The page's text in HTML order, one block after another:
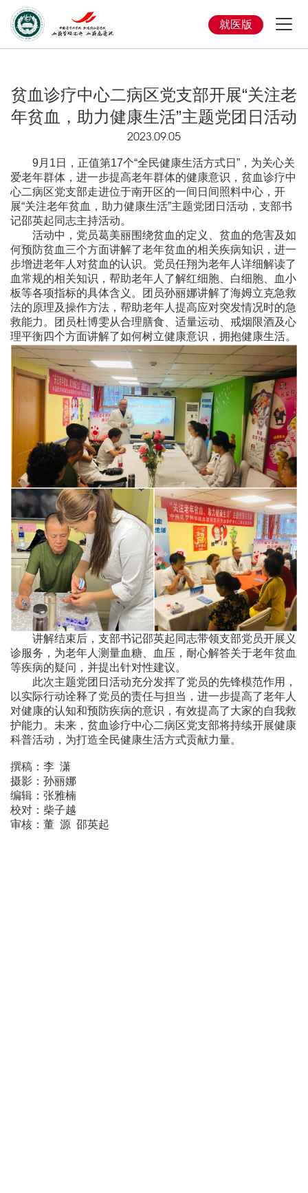
就医版
贫血诊疗中心二病区党支部开展“关注老
年贫血，助力健康生活”主题党团日活动
2023.09.05
9月1日，正值第17个“全民健康生活方式日”，为关心关
爱老年群体，进一步提高老年群体的健康意识，贫血诊疗中
心二病区党支部走进位于南开区的一间日间照料中心，开
展“关注老年贫血，助力健康生活”主题党团日活动，支部书
记邵英起同志主持活动。
活动中，党员葛美丽围绕贫血的定义、贫血的危害及如
何预防贫血三个方面讲解了老年贫血的相关疾病知识，进一
步增进老年人对贫血的认识。党员任翔为老年人详细解读了
血常规的相关知识，帮助老年人了解红细胞、白细胞、血小
板等各项指标的具体含义。团员孙丽娜讲解了海姆立克急救
法的原理及操作方法，帮助老年人提高应对突发情况时的急
救能力。团员杜博雯从合理膳食、适量运动、戒烟限酒及心
理平衡四个方面讲解了如何树立健康意识，拥抱健康生活。
讲解结束后，支部书记邵英起同志带领支部党员开展义
诊服务，为老年人测量血糖、血压，耐心解答关于老年贫血
等疾病的疑问，并提出针对性建议。
此次主题党团日活动充分发挥了党员的先锋模范作用，
以实际行动诠释了党员的责任与担当，进一步提高了老年人
对健康的认知和预防疾病的意识，有效提高了大家的自我救
护能力。未来，贫血诊疗中心二病区党支部将持续开展健康
科普活动，为打造全民健康生活方式贡献力量。
撰稿：李 潇
摄影：孙丽娜
编辑：张雅楠
校对：柴子越
审核：董 源 邵英起